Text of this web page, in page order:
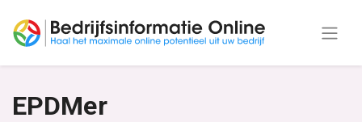
EPDMer